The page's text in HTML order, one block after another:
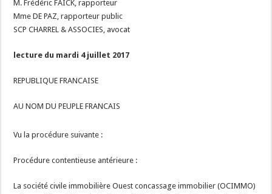
M. Frédéric FAÏCK, rapporteur
Mme DE PAZ, rapporteur public
SCP CHARREL & ASSOCIES, avocat
lecture du mardi 4 juillet 2017
REPUBLIQUE FRANCAISE
AU NOM DU PEUPLE FRANCAIS
Vu la procédure suivante :
Procédure contentieuse antérieure :
La société civile immobilière Ouest concassage immobilier (OCIMMO)